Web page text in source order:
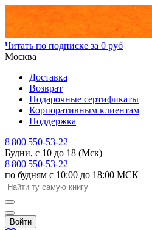
Читать по подписке за 0 руб
Москва
Доставка
Возврат
Подарочные сертификаты
Корпоративным клиентам
Поддержка
8 800 550-53-22
Будни, с 10 до 18 (Мск)
8 800 550-53-22
по будням с 10:00 до 18:00 МСК
Войти